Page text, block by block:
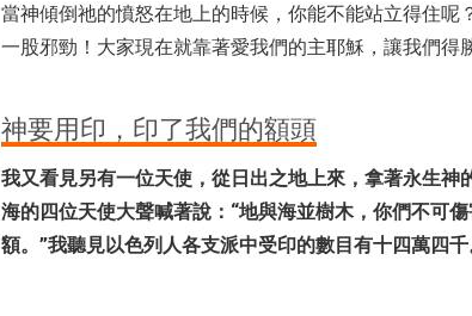
當神傾倒祂的憤怒在地上的時候，你能不能站立得住呢
一股邪勁！大家現在就靠著愛我們的主耶穌，讓我們得
神要用印，印了我們的額頭
我又看見另有一位天使，從日出之地上來，拿著永生神
海的四位天使大聲喊著說：“地與海並樹木，你們不可
額。”我聽見以色列人各支派中受印的數目有十四萬四